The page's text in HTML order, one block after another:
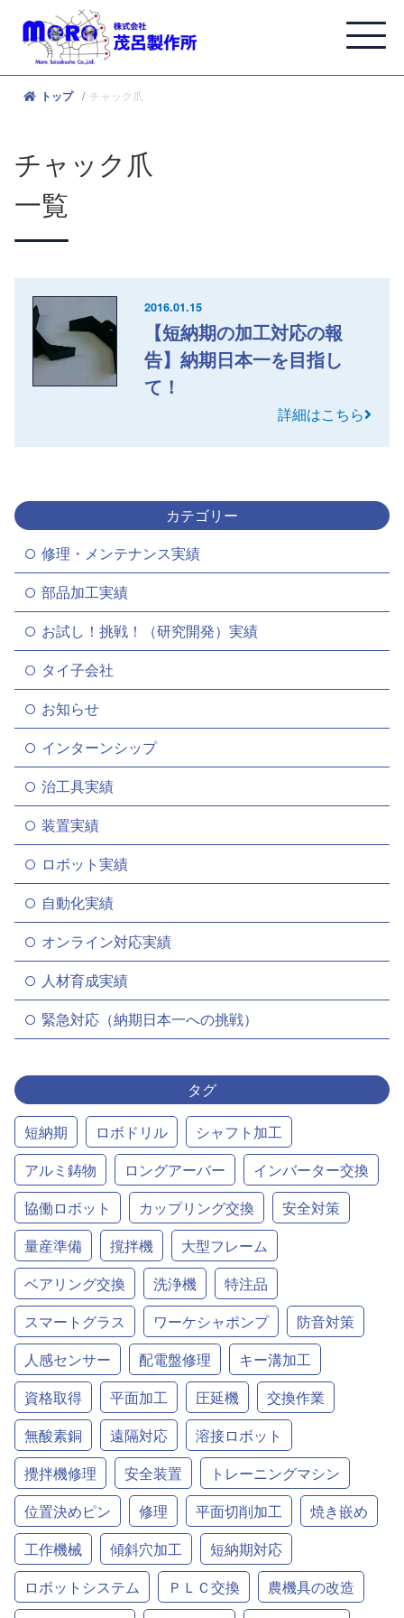
トップ チャック爪
チャック爪
一覧
2016.01.15
【短納期の加工対応の報
告】納期日本一を目指し
て！
詳細はこちら
カテゴリー
修理・メンテナンス実績
部品加工実績
お試し！挑戦！（研究開発）実績
タイ子会社
お知らせ
インターンシップ
治工具実績
装置実績
ロボット実績
自動化実績
オンライン対応実績
人材育成実績
緊急対応（納期日本一への挑戦）
タグ
短納期 ロボドリル
シャフト加工
アルミ鋳物
ロングアーバー
インバーター交換
協働ロボット
カップリング交換
安全対策
量産準備
撹拌機
大型フレーム
ベアリング交換
洗浄機
特注品
スマートグラス
ワーケシャポンプ
防音対策
人感センサー
配電盤修理
キー溝加工
資格取得
平面加工 圧延機
交換作業
無酸素銅
遠隔対応
溶接ロボット
攪拌機修理
安全装置
トレーニングマシン
位置決めピン
修理 平面切削加工
焼き嵌め
工作機械
傾斜穴加工
短納期対応
ロボットシステム
ＰＬＣ交換
農機具の改造